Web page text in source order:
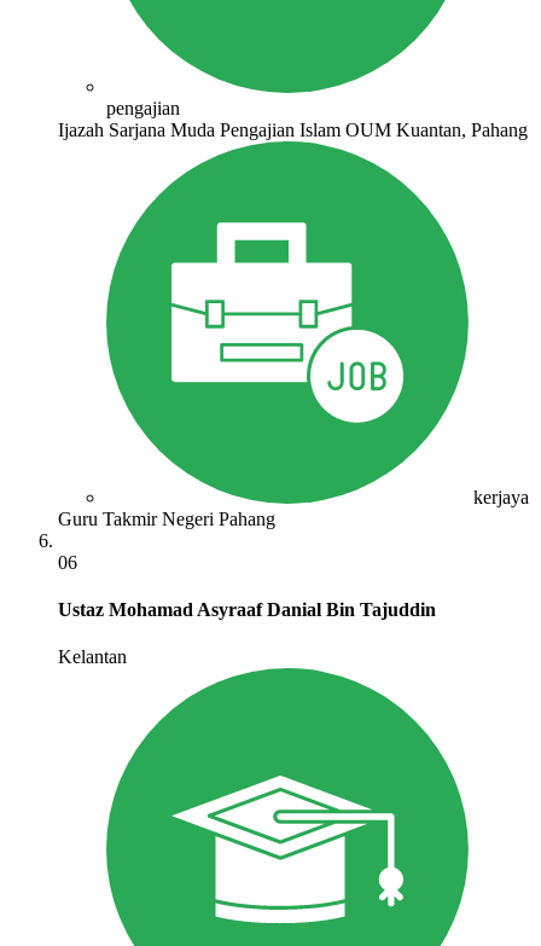
pengajian
Ijazah Sarjana Muda Pengajian Islam OUM Kuantan, Pahang
kerjaya
Guru Takmir Negeri Pahang
06
Ustaz Mohamad Asyraaf Danial Bin Tajuddin
Kelantan